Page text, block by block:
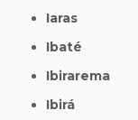
Iaras
Ibaté
Ibirarema
Ibirá